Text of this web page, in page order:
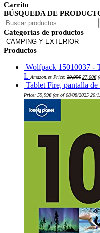
Carrito
BÚSQUEDA DE
Buscar
por:
Categorías de productos
Productos
Wolfpack 15010037 -
L Amazon.es Price: 29,95€ precio
original
era:
29,95€.
27,00€
Tablet Fire, pantalla
Price: 59,99€(as of 08/08/2025